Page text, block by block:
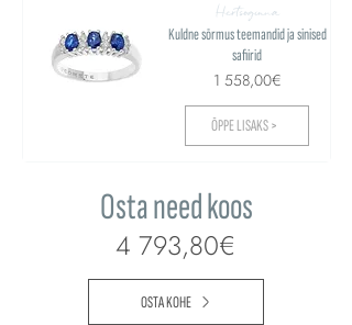
Hertsoginna
Kuldne sõrmus teemandid ja sinised
safiirid
1 558,00€
ÕPPE LISAKS >
Osta need koos
4 793,80€
OSTA KOHE